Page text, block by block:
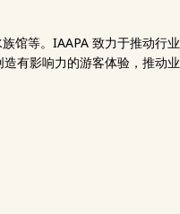
馆等。IAAPA 致力于推动行
有影响力的游客体验，推动业